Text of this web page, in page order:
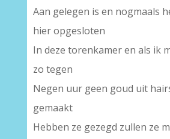
Aan gelegen is en nogmaals
hier opgesloten
In deze torenkamer en als ik
zo tegen
Negen uur geen goud uit
gemaakt
Hebben ze gezegd zullen ze